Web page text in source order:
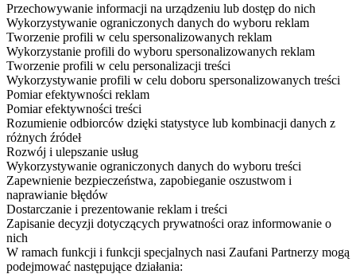
Przechowywanie informacji na urządzeniu lub dostęp do nich
Wykorzystywanie ograniczonych danych do wyboru reklam
Tworzenie profili w celu spersonalizowanych reklam
Wykorzystanie profili do wyboru spersonalizowanych reklam
Tworzenie profili w celu personalizacji treści
Wykorzystywanie profili w celu doboru spersonalizowanych treści
Pomiar efektywności reklam
Pomiar efektywności treści
Rozumienie odbiorców dzięki statystyce lub kombinacji danych z
różnych źródeł
Rozwój i ulepszanie usług
Wykorzystywanie ograniczonych danych do wyboru treści
Zapewnienie bezpieczeństwa, zapobieganie oszustwom i
naprawianie błędów
Dostarczanie i prezentowanie reklam i treści
Zapisanie decyzji dotyczących prywatności oraz informowanie o
nich
W ramach funkcji i funkcji specjalnych nasi Zaufani Partnerzy mogą
podejmować następujące działania: